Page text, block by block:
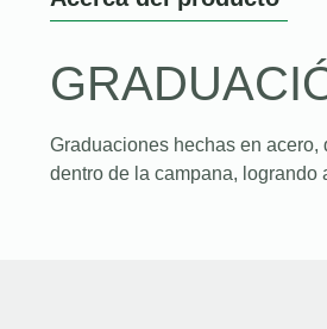
Graduaciones hechas en
dentro de la campana, logrando